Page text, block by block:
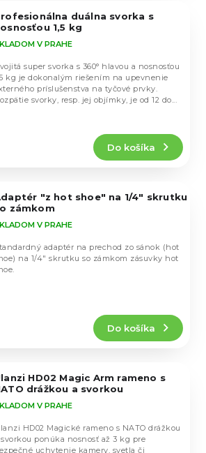
duálna svorka s
1,5 kg
V PRAHE
Do košíka
super svorka s 360° hlavou a nosnosťou
kg je dokonalým riešením na upevnenie
príslušenstva na tyčové prvky.
svorky, resp. jej objímky, je od 12 do...
"z hot shoe" na 1/4" skrutku
zámkom
V PRAHE
Do košíka
adaptér na prechod zo sánok (hot
na 1/4" skrutku so zámkom zásuvky hot
HD02 Magic Arm rameno s
drážkou a svorkou
V PRAHE
HD02 Magické rameno s NATO drážkou
ponúka nosnosť až 3 kg pre
uchytenie kamery, svetla či